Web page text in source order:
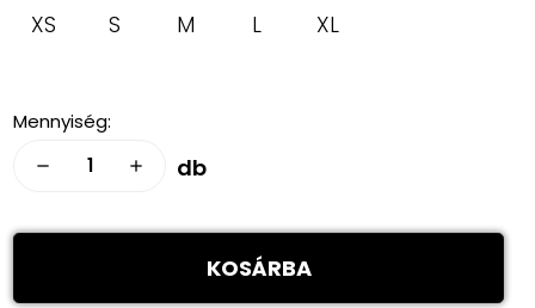
XS S M L XL
Mennyiség:
remove add db
KOSÁRBA